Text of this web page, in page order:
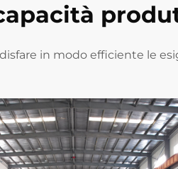
in modo efficiente le